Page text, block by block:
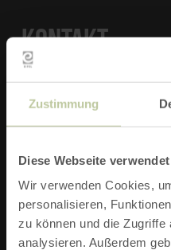
Zustimmung
Diese Webseite
Wir verwenden Cookies,
personalisieren,
zu können und die
analysieren. Außerdem
KONTAKT
Alter Bahnhof Polch
Am Bahnhof 5-7
56751 Polch
E-MAIL VERFASSEN